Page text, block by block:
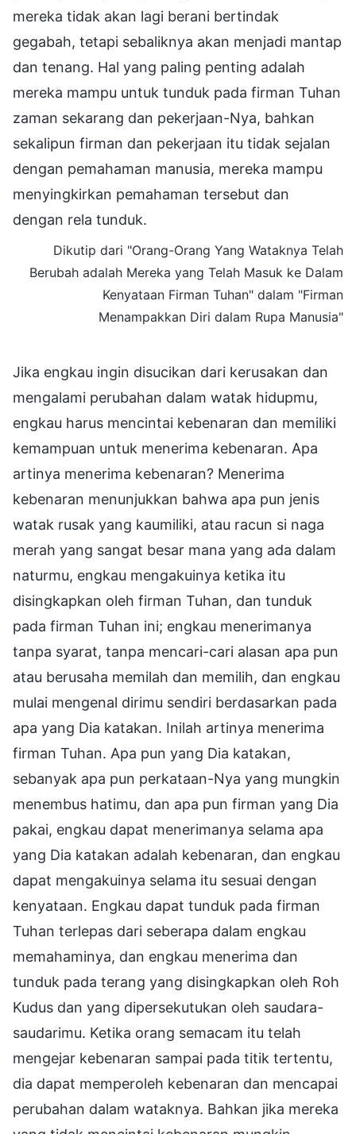
mereka tidak akan lagi berani bertindak
gegabah, tetapi sebaliknya akan menjadi mantap
dan tenang. Hal yang paling penting adalah
mereka mampu untuk tunduk pada firman Tuhan
zaman sekarang dan pekerjaan-Nya, bahkan
sekalipun firman dan pekerjaan itu tidak sejalan
dengan pemahaman manusia, mereka mampu
menyingkirkan pemahaman tersebut dan
dengan rela tunduk.
Dikutip dari "Orang-Orang Yang Wataknya Telah
Berubah adalah Mereka yang Telah Masuk ke Dalam
Kenyataan Firman Tuhan" dalam "Firman
Menampakkan Diri dalam Rupa Manusia"
Jika engkau ingin disucikan dari kerusakan dan
mengalami perubahan dalam watak hidupmu,
engkau harus mencintai kebenaran dan memiliki
kemampuan untuk menerima kebenaran. Apa
artinya menerima kebenaran? Menerima
kebenaran menunjukkan bahwa apa pun jenis
watak rusak yang kaumiliki, atau racun si naga
merah yang sangat besar mana yang ada dalam
naturmu, engkau mengakuinya ketika itu
disingkapkan oleh firman Tuhan, dan tunduk
pada firman Tuhan ini; engkau menerimanya
tanpa syarat, tanpa mencari-cari alasan apa pun
atau berusaha memilah dan memilih, dan engkau
mulai mengenal dirimu sendiri berdasarkan pada
apa yang Dia katakan. Inilah artinya menerima
firman Tuhan. Apa pun yang Dia katakan,
sebanyak apa pun perkataan-Nya yang mungkin
menembus hatimu, dan apa pun firman yang Dia
pakai, engkau dapat menerimanya selama apa
yang Dia katakan adalah kebenaran, dan engkau
dapat mengakuinya selama itu sesuai dengan
kenyataan. Engkau dapat tunduk pada firman
Tuhan terlepas dari seberapa dalam engkau
memahaminya, dan engkau menerima dan
tunduk pada terang yang disingkapkan oleh Roh
Kudus dan yang dipersekutukan oleh saudara-
saudarimu. Ketika orang semacam itu telah
mengejar kebenaran sampai pada titik tertentu,
dia dapat memperoleh kebenaran dan mencapai
perubahan dalam wataknya. Bahkan jika mereka